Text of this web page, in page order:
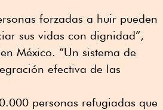
forzadas a huir pueden
sus vidas con dignidad”,
México. “Un sistema de
efectiva de las
personas refugiadas que